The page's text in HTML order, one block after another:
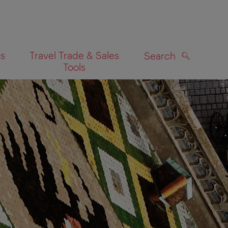
Travel Trade & Sales
Tools
Search
map SEARCH